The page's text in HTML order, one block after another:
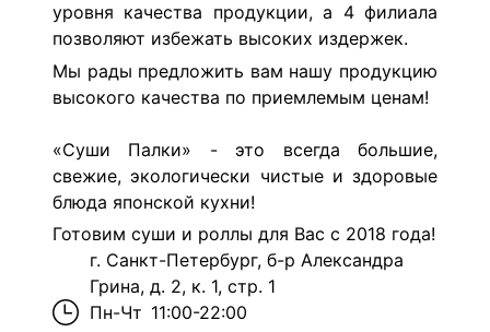
уровня качества продукции, а 4 филиала
позволяют избежать высоких издержек.
Мы рады предложить вам нашу продукцию
высокого качества по приемлемым ценам!
«Суши Палки» - это всегда большие,
свежие, экологически чистые и здоровые
блюда японской кухни!
Готовим суши и роллы для Вас с 2018 года!
г. Санкт-Петербург, б-р Александра
Грина, д. 2, к. 1, стр. 1
Пн-Чт 11:00-22:00